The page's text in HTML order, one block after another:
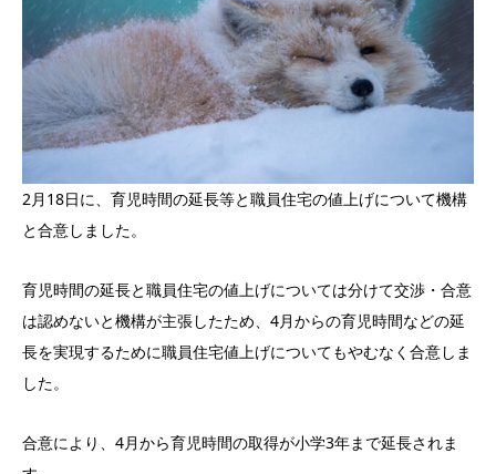
2月18日に、育児時間の延長等と職員住宅の値上げについて機構
と合意しました。
育児時間の延長と職員住宅の値上げについては分けて交渉・合意
は認めないと機構が主張したため、4月からの育児時間などの延
長を実現するために職員住宅値上げについてもやむなく合意しま
した。
合意により、4月から育児時間の取得が小学3年まで延長されま